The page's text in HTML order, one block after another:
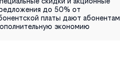
до 50% от
платы дают абонентам
экономию